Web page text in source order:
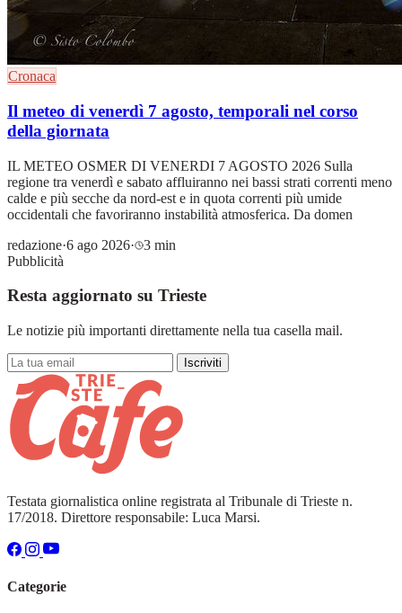
Cronaca
Il meteo di venerdì 7 agosto, temporali nel corso
della giornata
IL METEO OSMER DI VENERDI 7 AGOSTO 2026 Sulla
regione tra venerdì e sabato affluiranno nei bassi strati correnti meno
calde e più secche da nord-est e in quota correnti più umide
occidentali che favoriranno instabilità atmosferica. Da domen
redazione·6 ago 2026·
3 min
Pubblicità
Resta aggiornato su Trieste
Le notizie più importanti direttamente nella tua casella mail.
Iscriviti
Testata giornalistica online registrata al Tribunale di Trieste n.
17/2018. Direttore responsabile: Luca Marsi.
Categorie